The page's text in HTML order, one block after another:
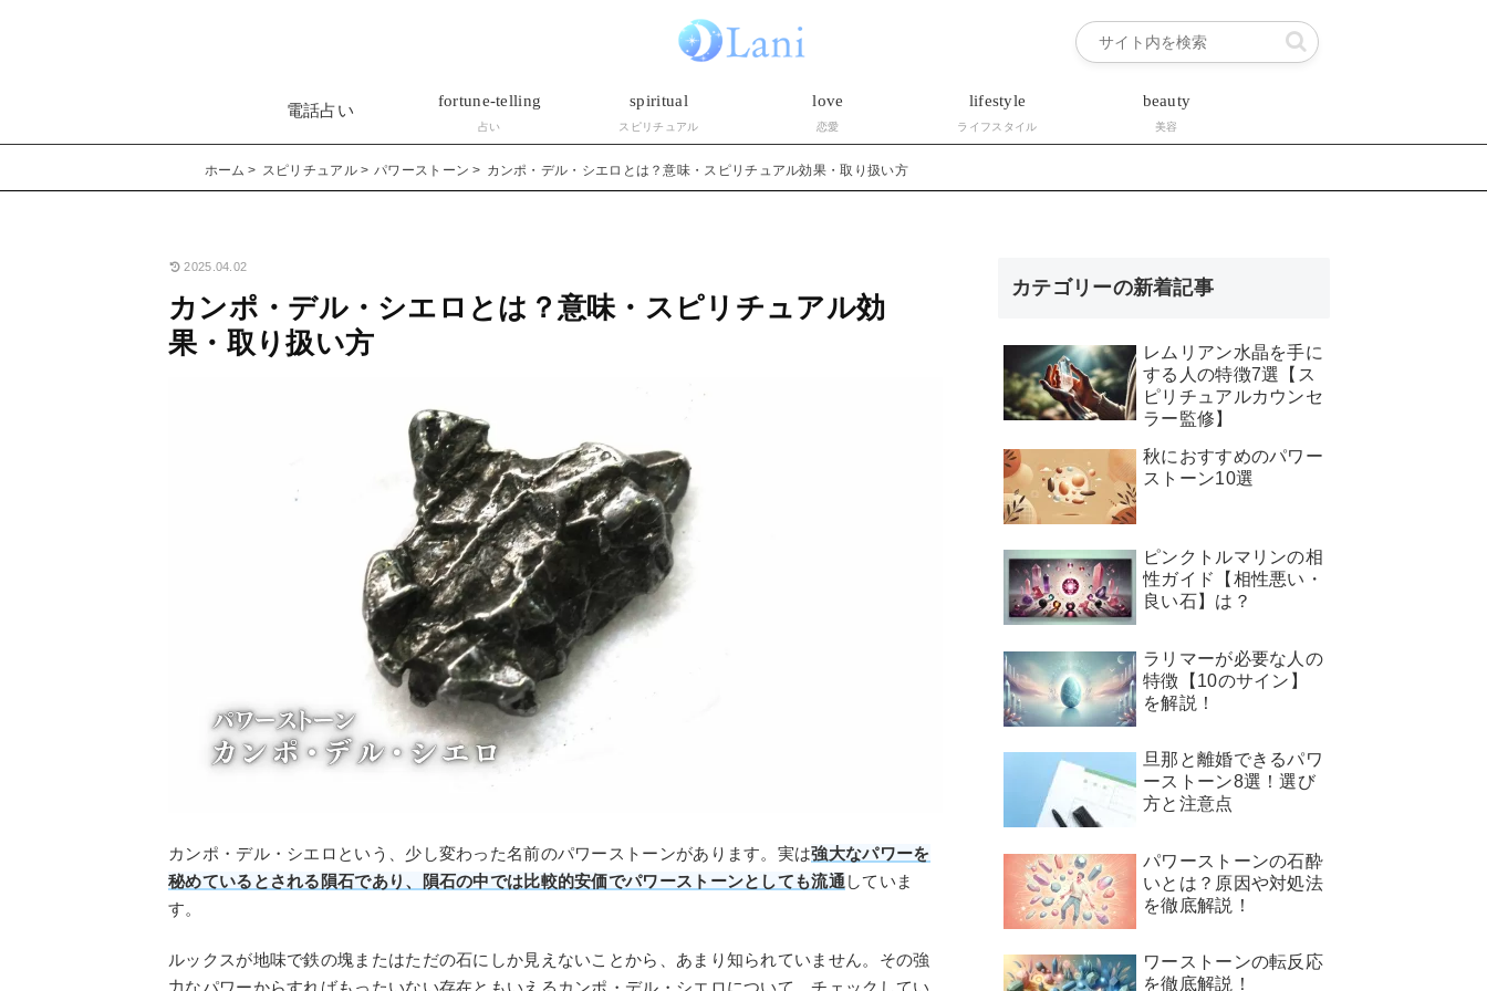
電話占い
fortune-telling
占い
spiritual
スピリチュアル
love
恋愛
lifestyle
ライフスタイル
beauty
美容
ホーム スピリチュアル パワーストーン カンポ・デル・シエロとは？意味・スピリチュアル効果・取り扱い方
2025.04.02
カンポ・デル・シエロとは？意味・スピリチュアル効
果・取り扱い方
カンポ・デル・シエロという、少し変わった名前のパワーストーンがあります。実は強大なパワーを
秘めているとされる隕石であり、隕石の中では比較的安価でパワーストーンとしても流通 していま
す。
ルックスが地味で鉄の塊またはただの石にしか見えないことから、あまり知られていません。その強
力なパワーからすればもったいない存在ともいえるカンポ・デル・シエロについて、チェックしてい
カテゴリーの新着記事
レムリアン水晶を手に
する人の特徴7選【ス
ピリチュアルカウンセ
ラー監修】
秋におすすめのパワー
ストーン10選
ピンクトルマリンの相
性ガイド【相性悪い・
良い石】は？
ラリマーが必要な人の
特徴【10のサイン】
を解説！
旦那と離婚できるパワ
ーストーン8選！選び
方と注意点
パワーストーンの石酔
いとは？原因や対処法
を徹底解説！
ワーストーンの転反応
を徹底解説！